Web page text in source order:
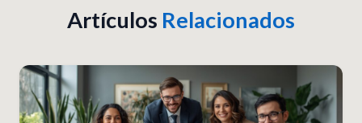
Artículos Relacionados